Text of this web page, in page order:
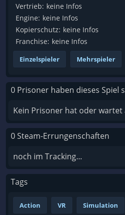
Vertrieb: keine Infos
Engine: keine Infos
Kopierschutz: keine Infos
Franchise: keine Infos
Einzelspieler Mehrspieler
0 Prisoner haben dieses Spiel
Kein Prisoner hat oder wartet
0 Steam-Errungenschaften
noch im Tracking...
Tags
Action VR Simulation